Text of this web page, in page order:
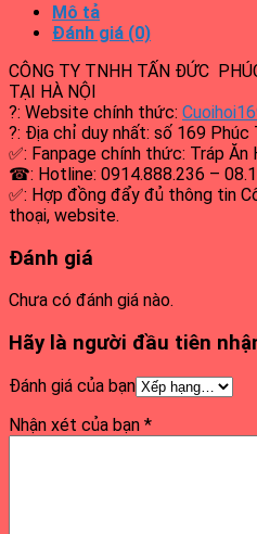
Mô tả
Đánh giá (0)
CÔNG TY TNHH TẤN ĐỨC
TẠI HÀ NỘI
?: Website chính thức:
?: Địa chỉ duy nhất: số 169 Phúc
✅: Fanpage chính thức: Tráp
☎: Hotline: 0914.888.236 –
✅: Hợp đồng đẩy đủ thông tin
thoại, website.
Đánh giá
Chưa có đánh giá nào.
Hãy là người đầu tiên
Đánh giá của bạn
Nhận xét của bạn *